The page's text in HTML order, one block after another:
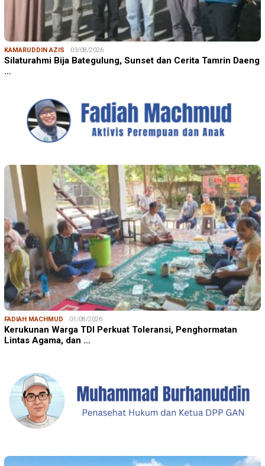
KAMARUDDIN AZIS 03/08/2026
Silaturahmi Bija Bategulung, Sunset dan Cerita Tamrin Daeng
…
FADIAH MACHMUD 01/08/2026
Kerukunan Warga TDI Perkuat Toleransi, Penghormatan
Lintas Agama, dan …